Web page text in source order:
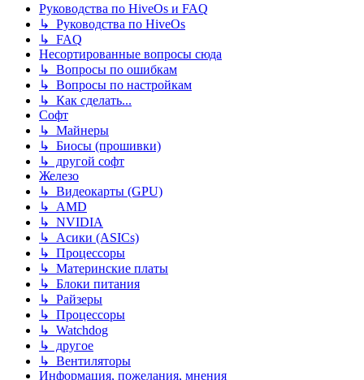
Руководства по HiveOs и FAQ
↳ Руководства по HiveOs
↳ FAQ
Несортированные вопросы сюда
↳ Вопросы по ошибкам
↳ Вопросы по настройкам
↳ Как сделать...
Софт
↳ Майнеры
↳ Биосы (прошивки)
↳ другой софт
Железо
↳ Видеокарты (GPU)
↳ AMD
↳ NVIDIA
↳ Асики (ASICs)
↳ Процессоры
↳ Материнские платы
↳ Блоки питания
↳ Райзеры
↳ Процессоры
↳ Watchdog
↳ другое
↳ Вентиляторы
Информация, пожелания, мнения